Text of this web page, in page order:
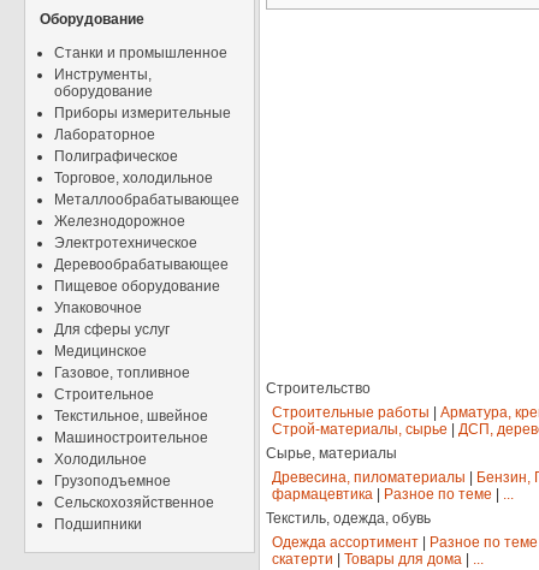
Оборудование
Станки и промышленное
Инструменты,
оборудование
Приборы измерительные
Лабораторное
Полиграфическое
Торговое, холодильное
Металлообрабатывающее
Железнодорожное
Электротехническое
Деревообрабатывающее
Пищевое оборудование
Упаковочное
Для сферы услуг
Медицинское
Газовое, топливное
Строительное
Текстильное, швейное
Машиностроительное
Холодильное
Грузоподъемное
Сельскохозяйственное
Подшипники
Строительство
Строительные работы
Арматура,
Строй-материалы, сырье
ДСП,
Сырье, материалы
Древесина, пиломатериалы
Бензин,
фармацевтика
Разное по теме
...
Текстиль, одежда, обувь
Одежда ассортимент
Разное по теме
скатерти
Товары для дома ...